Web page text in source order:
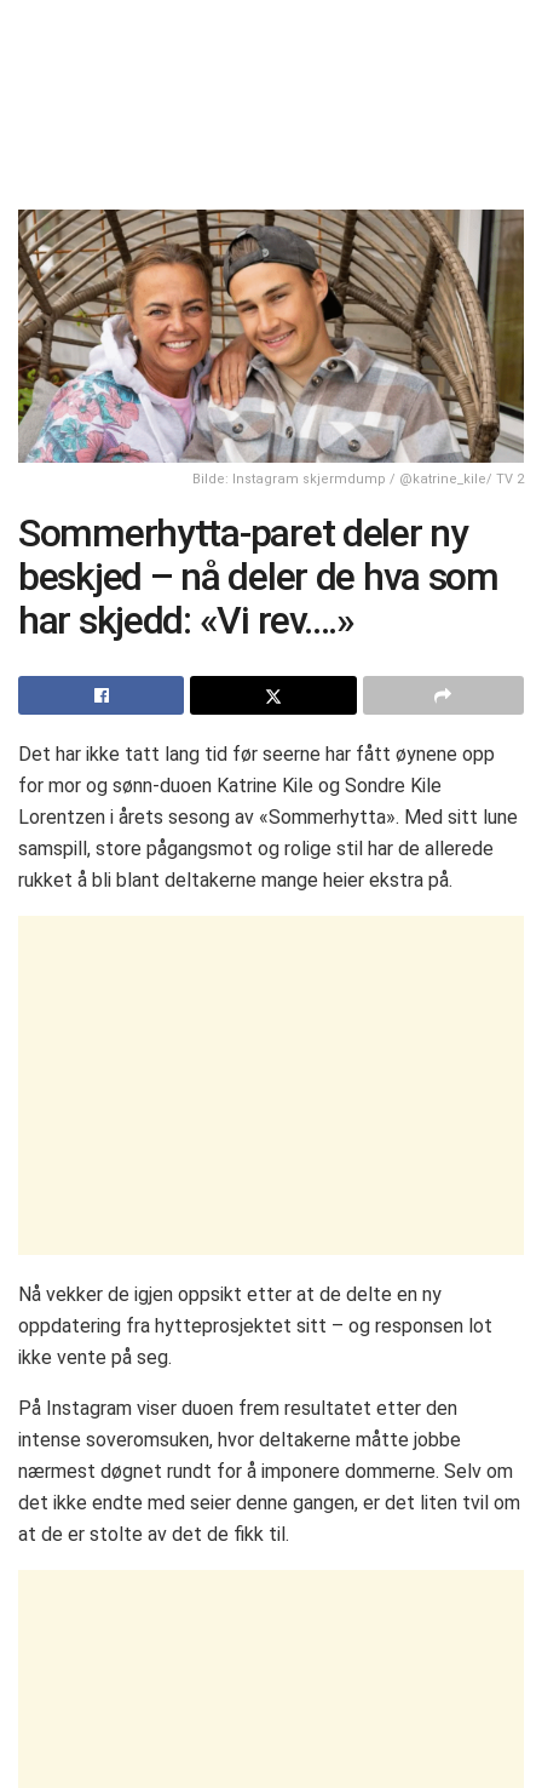
Bilde: Instagram skjermdump / @katrine_kile/ TV 2
Sommerhytta-paret deler ny
beskjed – nå deler de hva som
har skjedd: «Vi rev….»
Det har ikke tatt lang tid før seerne har fått øynene opp
for mor og sønn-duoen Katrine Kile og Sondre Kile
Lorentzen i årets sesong av «Sommerhytta». Med sitt lune
samspill, store pågangsmot og rolige stil har de allerede
rukket å bli blant deltakerne mange heier ekstra på.
Nå vekker de igjen oppsikt etter at de delte en ny
oppdatering fra hytteprosjektet sitt – og responsen lot
ikke vente på seg.
På Instagram viser duoen frem resultatet etter den
intense soveromsuken, hvor deltakerne måtte jobbe
nærmest døgnet rundt for å imponere dommerne. Selv om
det ikke endte med seier denne gangen, er det liten tvil om
at de er stolte av det de fikk til.